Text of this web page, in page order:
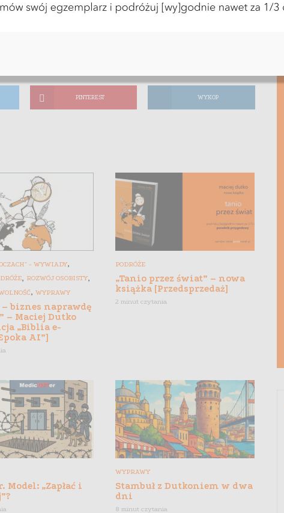
PINTEREST WYKOP
- WYWIADY,
, ROZWÓJ OSOBISTY,
,WYPRAWY
– biznes naprawdę
– Maciej Dutko
„Biblia e-
AI”]
PODRÓŻE
„Tanio przez świat” – nowa
książka [Przedsprzedaż]
2 minut czytania
Model: „Zapłać i
WYPRAWY
Stambuł z Dutkoniem w dwa
dni
8 minut czytania